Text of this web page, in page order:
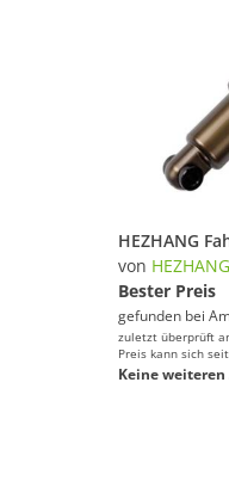
von HEZHANG
Bester Preis
gefunden bei
zuletzt überprüft
Preis kann sich
Keine